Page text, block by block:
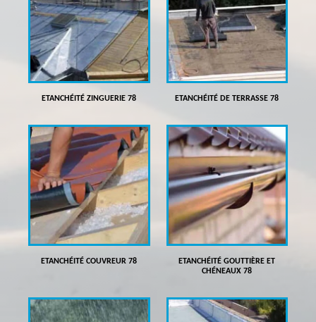
ETANCHÉITÉ ZINGUERIE 78 ETANCHÉITÉ DE TERRASSE 78
ETANCHÉITÉ COUVREUR 78
ETANCHÉITÉ GOUTTIÈRE ET
CHÉNEAUX 78